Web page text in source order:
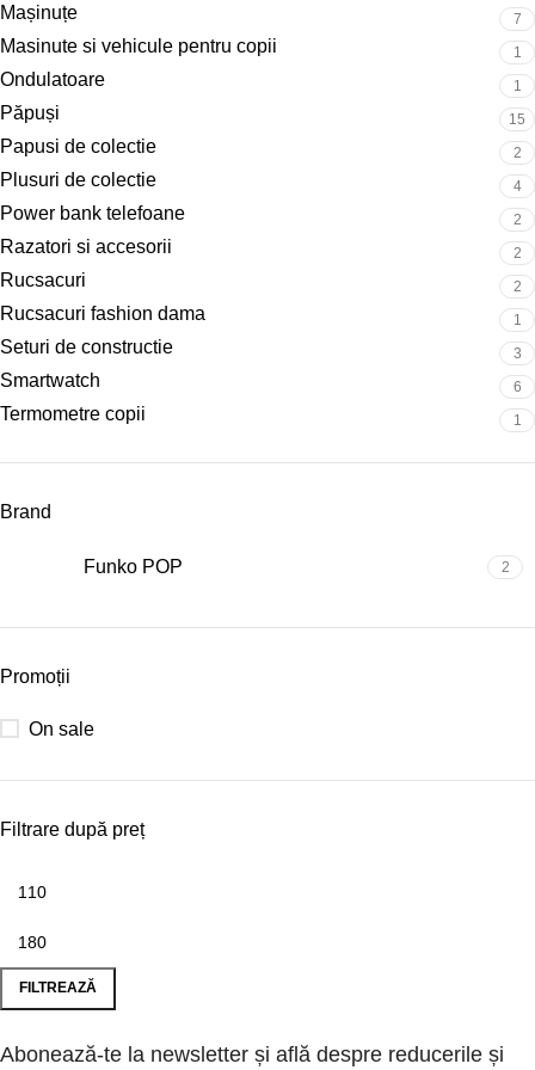
Mașinuțe 7
Masinute si vehicule pentru copii 1
Ondulatoare 1
Păpuși 15
Papusi de colectie 2
Plusuri de colectie 4
Power bank telefoane 2
Razatori si accesorii 2
Rucsacuri 2
Rucsacuri fashion dama 1
Seturi de constructie 3
Smartwatch 6
Termometre copii 1
Brand
Funko POP 2
Promoții
On sale
Filtrare după preț
FILTREAZĂ
Abonează-te la newsletter și află despre reducerile și